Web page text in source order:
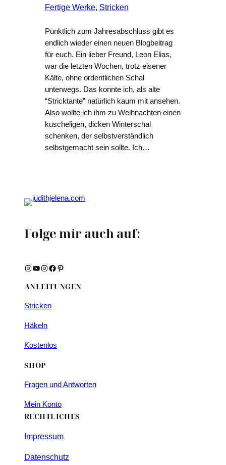
Fertige Werke, Stricken
Pünktlich zum Jahresabschluss gibt es
endlich wieder einen neuen Blogbeitrag
für euch. Ein lieber Freund, Leon Elias,
war die letzten Wochen, trotz eisener
Kälte, ohne ordentlichen Schal
unterwegs. Das konnte ich, als alte
“Stricktante” natürlich kaum mit ansehen.
Also wollte ich ihm zu Weihnachten einen
kuscheligen, dicken Winterschal
schenken, der selbstverständlich
selbstgemacht sein sollte. Ich…
Folge mir auch auf:
Instagram YouTube Instagram Facebook Pinterest
ANLEITUNGEN
Stricken
Häkeln
Kostenlos
SHOP
Fragen und Antworten
Mein Konto
RECHTLICHES
Impressum
Datenschutz